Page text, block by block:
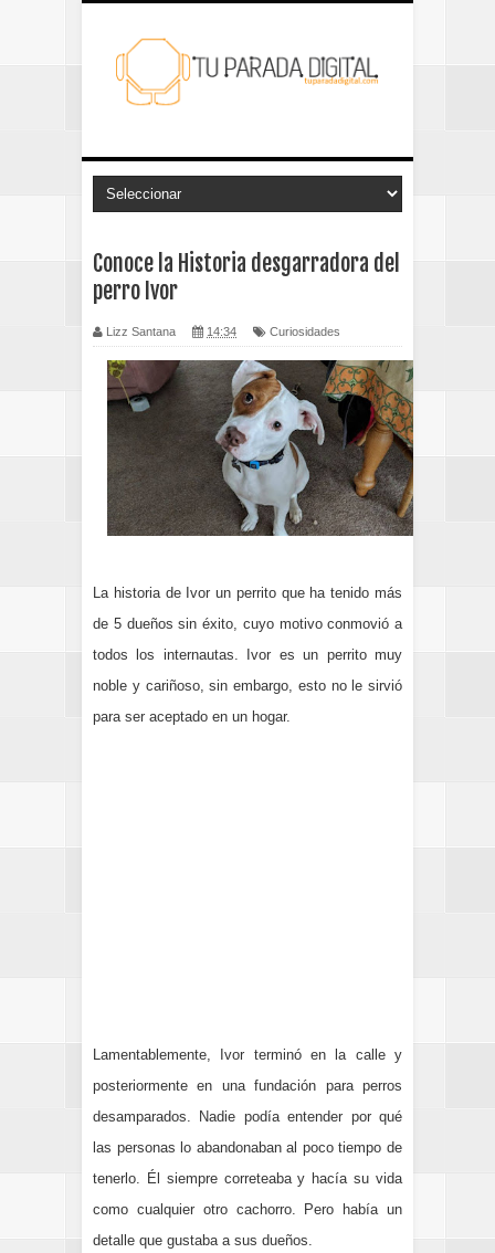
Conoce la Historia desgarradora del
perro Ivor
Lizz Santana 14:34 Curiosidades
La historia de Ivor un perrito que ha tenido más
de 5 dueños sin éxito, cuyo motivo conmovió a
todos los internautas. Ivor es un perrito muy
noble y cariñoso, sin embargo, esto no le sirvió
para ser aceptado en un hogar.
Lamentablemente, Ivor terminó en la calle y
posteriormente en una fundación para perros
desamparados. Nadie podía entender por qué
las personas lo abandonaban al poco tiempo de
tenerlo. Él siempre correteaba y hacía su vida
como cualquier otro cachorro. Pero había un
detalle que gustaba a sus dueños.